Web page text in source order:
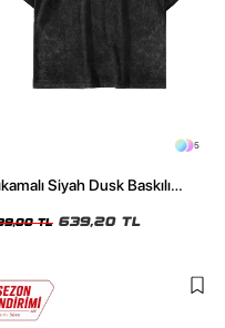
5
Siyah Dusk Baskılı
TL 639,20 TL